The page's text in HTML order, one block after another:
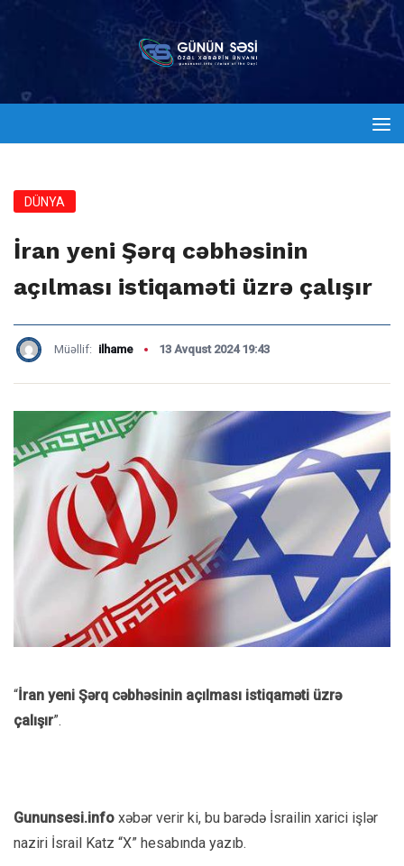
DÜNYA
İran yeni Şərq cəbhəsinin
açılması istiqaməti üzrə çalışır
Müəllif: ilhame 13 Avqust 2024 19:43
“İran yeni Şərq cəbhəsinin açılması istiqaməti üzrə
çalışır”.
Gununsesi.info xəbər verir ki, bu barədə İsrailin xarici işlər
naziri İsrail Katz “X” hesabında yazıb.